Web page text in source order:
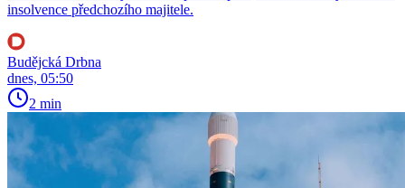
insolvence předchozího majitele.
Budějcká Drbna
dnes, 05:50
2 min